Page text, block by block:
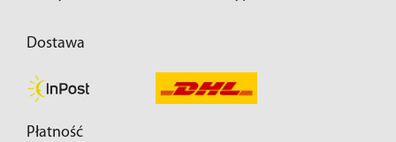
Dostawa
Płatność